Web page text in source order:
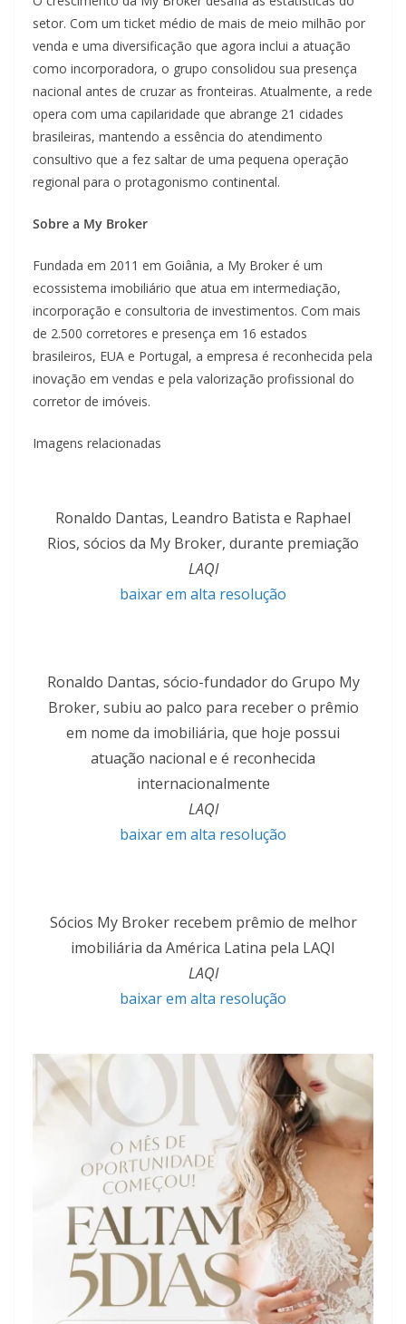
setor. Com um ticket médio de mais de meio milhão por
venda e uma diversificação que agora inclui a atuação
como incorporadora, o grupo consolidou sua presença
nacional antes de cruzar as fronteiras. Atualmente, a rede
opera com uma capilaridade que abrange 21 cidades
brasileiras, mantendo a essência do atendimento
consultivo que a fez saltar de uma pequena operação
regional para o protagonismo continental.
Sobre a My Broker
Fundada em 2011 em Goiânia, a My Broker é um
ecossistema imobiliário que atua em intermediação,
incorporação e consultoria de investimentos. Com mais
de 2.500 corretores e presença em 16 estados
brasileiros, EUA e Portugal, a empresa é reconhecida pela
inovação em vendas e pela valorização profissional do
corretor de imóveis.
Imagens relacionadas
Ronaldo Dantas, Leandro Batista e Raphael
Rios, sócios da My Broker, durante premiação
LAQI
baixar em alta resolução
Ronaldo Dantas, sócio-fundador do Grupo My
Broker, subiu ao palco para receber o prêmio
em nome da imobiliária, que hoje possui
atuação nacional e é reconhecida
internacionalmente
LAQI
baixar em alta resolução
Sócios My Broker recebem prêmio de melhor
imobiliária da América Latina pela LAQI
LAQI
baixar em alta resolução